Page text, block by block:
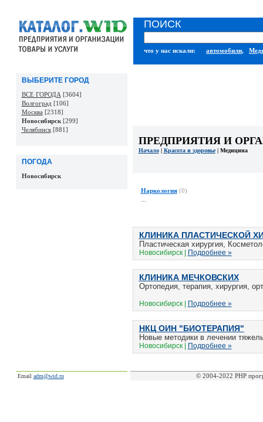
ПОИСК
что у нас искали: автомобили,
ВЫБЕРИТЕ ГОРОД
ВСЕ ГОРОДА [3604]
Волгоград [106]
Москва [2318]
Новосибирск[299]
Челябинск[881]
ПОГОДА
Новосибирск
ПРЕДПРИЯТИЯ И
Начало| Красота и здоровье| Медицина
Наркология (0)
КЛИНИКА ПЛАСТИЧЕСКОЙ
Пластическая хирургия,
Новосибирск | Подробнее »
КЛИНИКА МЕЧКОВСКИХ
Ортопедия, терапия, хирургия,
Новосибирск | Подробнее »
НКЦ ОИН "БИОТЕРАПИЯ"
Новые методики в лечении
Новосибирск | Подробнее »
Email adm@wid.ru © 2004-2022 PHP